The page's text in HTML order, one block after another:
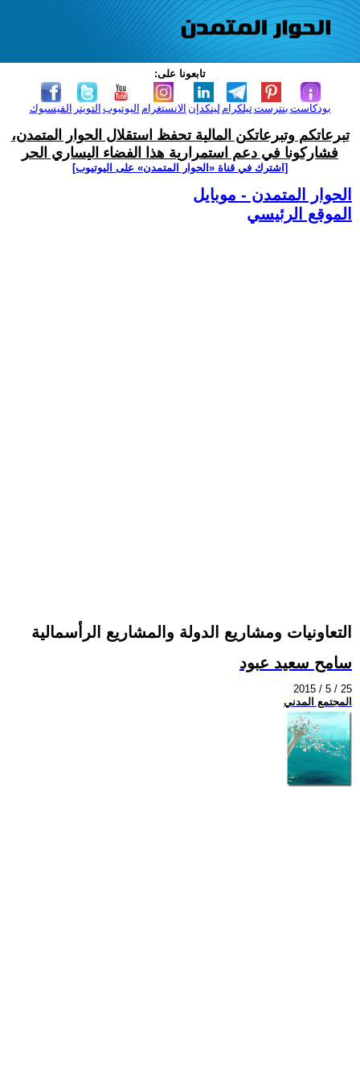
تابعونا على:
الفيسبوك التويتر اليوتيوب الانستغرام لينكدإن تيلكرامبنترست بودكاست
تبرعاتكم وتبرعاتكن المالية تحفظ استقلال الحوار المتمدن،
فشاركونا في دعم استمرارية هذا الفضاء اليساري الحر
[اشترك في قناة ‫«الحوار المتمدن» على اليوتيوب]
الحوار المتمدن - موبايل
الموقع الرئيسي
التعاونيات ومشاريع الدولة والمشاريع الرأسمالية
سامح سعيد عبود
2015 / 5 / 25
المجتمع المدني